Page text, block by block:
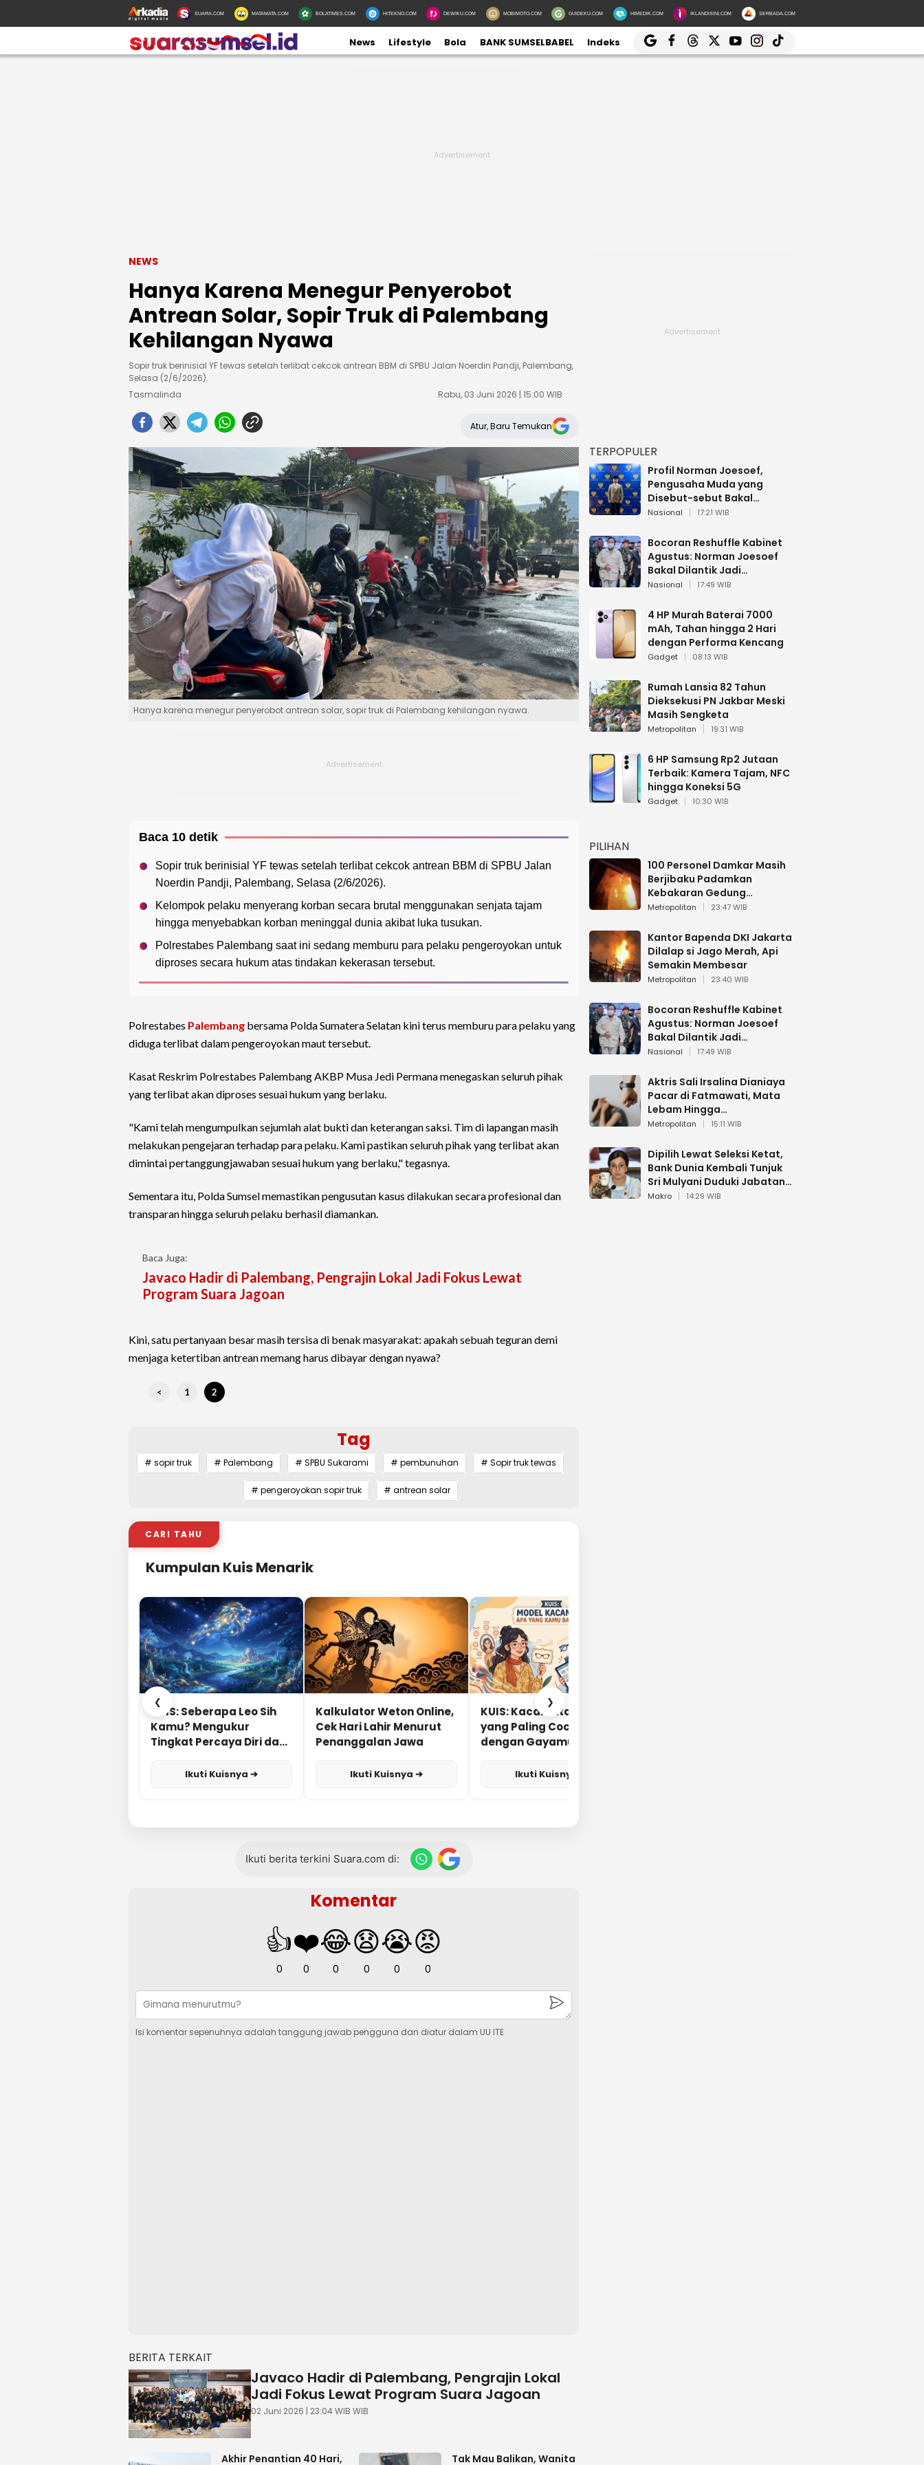
SUARA.COM MATAMATA.COM BOLATIMES.COM HITEKNO.COM DEWIKU.COM MOBIMOTO.COM GUIDEKU.COM HIMEDIK.COM IKLANDISINI.COM SERBADA.COM
News Lifestyle Bola BANK SUMSELBABEL Indeks
NEWS
Hanya Karena Menegur Penyerobot
Antrean Solar, Sopir Truk di Palembang
Kehilangan Nyawa
Sopir truk berinisial YF tewas setelah terlibat cekcok antrean BBM di SPBU Jalan Noerdin Pandji, Palembang,
Selasa (2/6/2026).
Tasmalinda
Rabu, 03 Juni 2026 | 15:00 WIB
Atur, Baru Temukan
Hanya karena menegur penyerobot antrean solar, sopir truk di Palembang kehilangan nyawa.
Baca 10 detik
Sopir truk berinisial YF tewas setelah terlibat cekcok antrean BBM di SPBU Jalan
Noerdin Pandji, Palembang, Selasa (2/6/2026).
Kelompok pelaku menyerang korban secara brutal menggunakan senjata tajam
hingga menyebabkan korban meninggal dunia akibat luka tusukan.
Polrestabes Palembang saat ini sedang memburu para pelaku pengeroyokan untuk
diproses secara hukum atas tindakan kekerasan tersebut.
Polrestabes Palembang bersama Polda Sumatera Selatan kini terus memburu para pelaku yang
diduga terlibat dalam pengeroyokan maut tersebut.
Kasat Reskrim Polrestabes Palembang AKBP Musa Jedi Permana menegaskan seluruh pihak
yang terlibat akan diproses sesuai hukum yang berlaku.
"Kami telah mengumpulkan sejumlah alat bukti dan keterangan saksi. Tim di lapangan masih
melakukan pengejaran terhadap para pelaku. Kami pastikan seluruh pihak yang terlibat akan
dimintai pertanggungjawaban sesuai hukum yang berlaku," tegasnya.
Sementara itu, Polda Sumsel memastikan pengusutan kasus dilakukan secara profesional dan
transparan hingga seluruh pelaku berhasil diamankan.
Baca Juga:
Javaco Hadir di Palembang, Pengrajin Lokal Jadi Fokus Lewat
Program Suara Jagoan
Kini, satu pertanyaan besar masih tersisa di benak masyarakat: apakah sebuah teguran demi
menjaga ketertiban antrean memang harus dibayar dengan nyawa?
< 1 2
Tag
# sopir truk # Palembang # SPBU Sukarami # pembunuhan # Sopir truk tewas
# pengeroyokan sopir truk # antrean solar
CARI TAHU
Kumpulan Kuis Menarik
❮
KUIS: Seberapa Leo Sih
Kamu? Mengukur
Tingkat Percaya Diri dan
Ikuti Kuisnya ➔
Kalkulator Weton Online,
Cek Hari Lahir Menurut
Penanggalan Jawa
Ikuti Kuisnya ➔
KUIS: Kacamata Apa
yang Paling Cocok
dengan Gayamu?
Ikuti Kuisnya ➔
❯
Ikuti berita terkini Suara.com di:
Komentar
👍
0
❤️
0
😂
0
😧
0
😭
0
😡
0
Isi komentar sepenuhnya adalah tanggung jawab pengguna dan diatur dalam UU ITE
BERITA TERKAIT
Javaco Hadir di Palembang, Pengrajin Lokal
Jadi Fokus Lewat Program Suara Jagoan
02 Juni 2026 | 23:04 WIB WIB
Akhir Penantian 40 Hari,
Tak Mau Balikan, Wanita
TERPOPULER
Profil Norman Joesoef,
Pengusaha Muda yang
Disebut-sebut Bakal
Dilantik Jadi Wamenhan RI
Nasional 17:21 WIB
Bocoran Reshuffle Kabinet
Agustus: Norman Joesoef
Bakal Dilantik Jadi
Wamenhan RI
Nasional 17:49 WIB
4 HP Murah Baterai 7000
mAh, Tahan hingga 2 Hari
dengan Performa Kencang
Gadget 08:13 WIB
Rumah Lansia 82 Tahun
Dieksekusi PN Jakbar Meski
Masih Sengketa
Metropolitan 19:31 WIB
6 HP Samsung Rp2 Jutaan
Terbaik: Kamera Tajam, NFC
hingga Koneksi 5G
Gadget 10:30 WIB
PILIHAN
100 Personel Damkar Masih
Berjibaku Padamkan
Kebakaran Gedung
Bapenda DKI
Metropolitan 23:47 WIB
Kantor Bapenda DKI Jakarta
Dilalap si Jago Merah, Api
Semakin Membesar
Metropolitan 23:40 WIB
Bocoran Reshuffle Kabinet
Agustus: Norman Joesoef
Bakal Dilantik Jadi
Wamenhan RI
Nasional 17:49 WIB
Aktris Sali Irsalina Dianiaya
Pacar di Fatmawati, Mata
Lebam Hingga
Diselamatkan Polantas
Metropolitan 15:11 WIB
Dipilih Lewat Seleksi Ketat,
Bank Dunia Kembali Tunjuk
Sri Mulyani Duduki Jabatan
Strategis
Makro 14:29 WIB